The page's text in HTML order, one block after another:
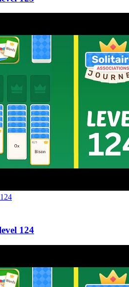
124
124